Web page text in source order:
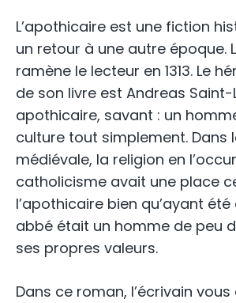
L’apothicaire est une fiction
un retour à une autre époque.
ramène le lecteur en 1313. Le
de son livre est Andreas Saint-
apothicaire, savant : un
culture tout simplement. Dans
médiévale, la religion en
catholicisme avait une place
l’apothicaire bien qu’ayant
abbé était un homme de peu
ses propres valeurs.
Dans ce roman, l’écrivain